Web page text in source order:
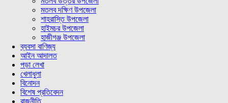
মতলব দক্ষিণ উপজেলা
শাহরাস্তি উপজেলা
হাইমচর উপজেলা
হাজীগঞ্জ উপজেলা
ব্যবসা বাণিজ্য
আইন আদালত
পড়া লেখা
খেলাধুলা
বিনোদন
বিশেষ প্রতিবেদন
রাজনীতি